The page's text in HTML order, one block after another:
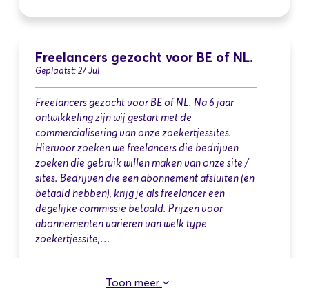
Freelancers gezocht voor BE of NL.
Geplaatst: 27 Jul
Freelancers gezocht voor BE of NL. Na 6 jaar
ontwikkeling zijn wij gestart met de
commercialisering van onze zoekertjessites.
Hiervoor zoeken we freelancers die bedrijven
zoeken die gebruik willen maken van onze site /
sites. Bedrijven die een abonnement afsluiten (en
betaald hebben), krijg je als freelancer een
degelijke commissie betaald. Prijzen voor
abonnementen varieren van welk type
zoekertjessite,…
Toon meer